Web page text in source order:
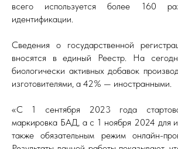
всего используется более 160
идентификации.
Сведения о государственной
вносятся в единый Реестр. На
биологически активных добавок
изготовителями, а 42% — иностранными.
«С 1 сентября 2023 года
маркировка БАД, а с 1 ноября 2024 для
также обязательным режим онлайн-